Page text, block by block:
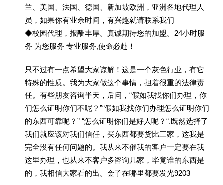
兰、美国、法国、德国、新加坡欧洲，亚洲各地代理人
员，如果你有业余时间，有兴趣就请联系我们
◆校园代理，报酬丰厚。真诚期待您的加盟。24小时服
务 为您服务 专业服务,使命必赴！
只不过有一点希望大家谅解！这是一个灰色行业，有它
特殊的性质。我为大家做这个事情，担着很重的法律责
任。有些朋友咨询半天，后问，“假如我找你们办理，你
们怎么证明你们不呢？”“假如我找你们办理怎么证明你们
的东西可靠呢？” “怎么证明你们是好人呢？“.既然选择了
我们就应该对我们信任，买东西都要货比三家，这我是
完全没有任何问题的。我从来不催我的客户一定要在我
这里办理，也从来不客户多咨询几家，毕竟谁的东西是
的，我相信大家看的出。金子在哪里都要发光9203